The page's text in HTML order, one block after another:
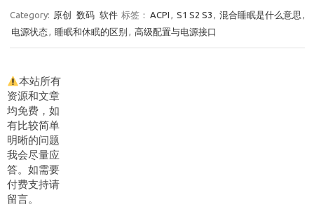
Category: 原创 数码 软件 标签： ACPI , S1 S2 S3 , 混合睡眠是什么意思 ,
电源状态, 睡眠和休眠的区别 , 高级配置与电源接口
本站所有
资源和文章
均免费，如
有比较简单
明晰的问题
我会尽量应
答。如需要
付费支持请
留言。